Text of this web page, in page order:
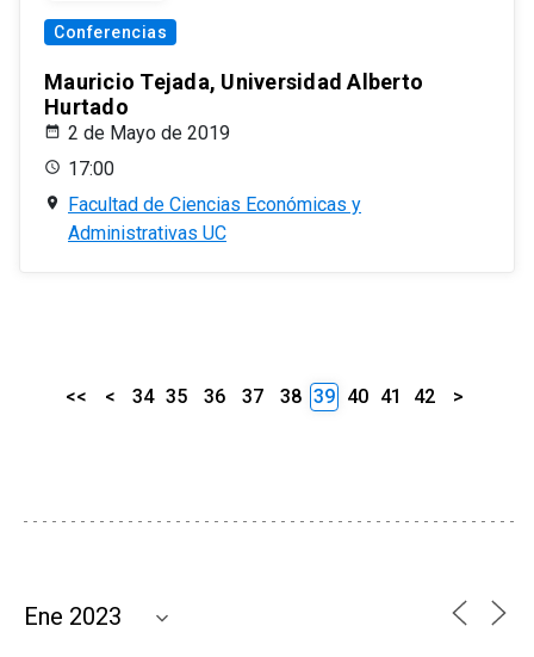
Conferencias
Mauricio Tejada, Universidad Alberto
Hurtado
2 de Mayo de 2019
17:00
Facultad de Ciencias Económicas y
Administrativas UC
<< < 34 35 36 37 38 39 40 41 42 >